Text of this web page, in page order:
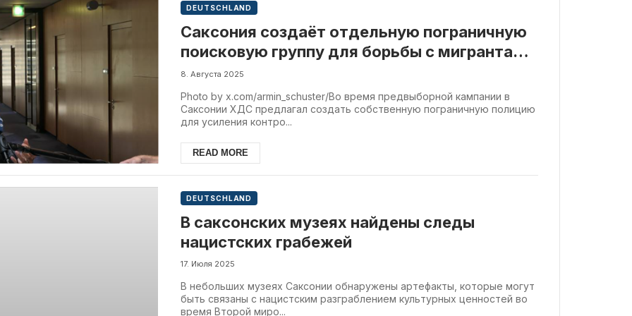
DEUTSCHLAND
Саксония создаёт отдельную пограничную
поисковую группу для борьбы с мигрантами
и криминалом
8. Августа 2025
Photo by x.com/armin_schuster/Во время предвыборной кампании в
Саксонии ХДС предлагал создать собственную пограничную полицию
для усиления контро...
READ MORE
DEUTSCHLAND
В саксонских музеях найдены следы
нацистских грабежей
17. Июля 2025
В небольших музеях Саксонии обнаружены артефакты, которые могут
быть связаны с нацистским разграблением культурных ценностей во
время Второй миро...